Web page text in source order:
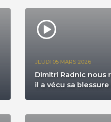
JEUDI 05 MARS 2026
Dimitri Radnic nous
il a vécu sa blessure